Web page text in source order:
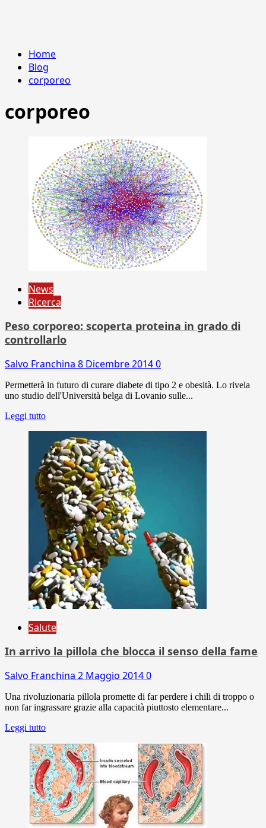
Home
Blog
corporeo
corporeo
News
Ricerca
Peso corporeo: scoperta proteina in grado di
controllarlo
Salvo Franchina 8 Dicembre 20140
Permetterà in futuro di curare diabete di tipo 2 e obesità. Lo rivela
uno studio dell'Università belga di Lovanio sulle...
Leggi tutto
Salute
In arrivo la pillola che blocca il senso della fame
Salvo Franchina 2 Maggio 20140
Una rivoluzionaria pillola promette di far perdere i chili di troppo o
non far ingrassare grazie alla capacità piuttosto elementare...
Leggi tutto